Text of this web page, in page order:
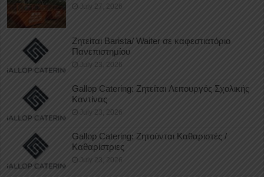
July 27, 2026
Ζητείται Barista/ Waiter σε καφεστιατόριο
Πανεπιστημίου
July 23, 2026
Gallop Catering: Ζητείται Λειτουργός Σχολικής
Καντίνας
July 23, 2026
Gallop Catering: Ζητούνται Καθαριστές /
Καθαρίστριες
July 23, 2026